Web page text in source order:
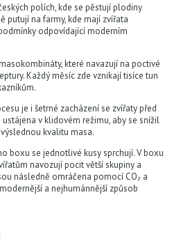
polích, kde se pěstují plodiny
putují na farmy, kde mají zvířata
odpovídající moderním
které navazují na poctivé
Každý měsíc zde vznikají tisíce tun
je i šetrné zacházení se zvířaty před
v klidovém režimu, aby se snížil
kvalitu masa.
boxu se jednotlivé kusy sprchují. V boxu
navozují pocit větší skupiny a
následně omráčena pomocí CO₂ a
a nejhumánnější způsob